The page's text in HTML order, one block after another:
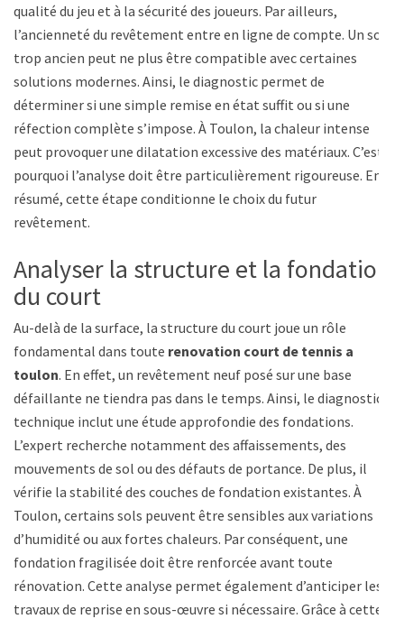
qualité du jeu et à la sécurité des joueurs. Par ailleurs,
l’ancienneté du revêtement entre en ligne de compte. Un sol
trop ancien peut ne plus être compatible avec certaines
solutions modernes. Ainsi, le diagnostic permet de
déterminer si une simple remise en état suffit ou si une
réfection complète s’impose. À Toulon, la chaleur intense
peut provoquer une dilatation excessive des matériaux. C’est
pourquoi l’analyse doit être particulièrement rigoureuse. En
résumé, cette étape conditionne le choix du futur
revêtement.
Analyser la structure et la fondation
du court
Au-delà de la surface, la structure du court joue un rôle
fondamental dans toute renovation court de tennis a
toulon. En effet, un revêtement neuf posé sur une base
défaillante ne tiendra pas dans le temps. Ainsi, le diagnostic
technique inclut une étude approfondie des fondations.
L’expert recherche notamment des affaissements, des
mouvements de sol ou des défauts de portance. De plus, il
vérifie la stabilité des couches de fondation existantes. À
Toulon, certains sols peuvent être sensibles aux variations
d’humidité ou aux fortes chaleurs. Par conséquent, une
fondation fragilisée doit être renforcée avant toute
rénovation. Cette analyse permet également d’anticiper les
travaux de reprise en sous-œuvre si nécessaire. Grâce à cette